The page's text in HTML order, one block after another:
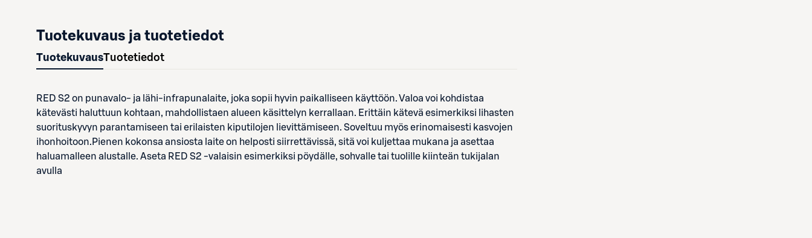
Tuotekuvaus ja tuotetiedot
TuotekuvausTuotetiedot
RED S2 on punavalo- ja lähi-infrapunalaite, joka sopii hyvin paikalliseen käyttöön. Valoa voi kohdistaa
kätevästi haluttuun kohtaan, mahdollistaen alueen käsittelyn kerrallaan. Erittäin kätevä esimerkiksi lihasten
suorituskyvyn parantamiseen tai erilaisten kiputilojen lievittämiseen. Soveltuu myös erinomaisesti kasvojen
ihonhoitoon.Pienen kokonsa ansiosta laite on helposti siirrettävissä, sitä voi kuljettaa mukana ja asettaa
haluamalleen alustalle. Aseta RED S2 -valaisin esimerkiksi pöydälle, sohvalle tai tuolille kiinteän tukijalan
avulla